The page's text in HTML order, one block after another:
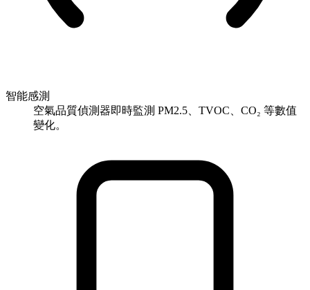
智能感測
空氣品質偵測器即時監測 PM2.5、TVOC、CO₂ 等數值
變化。